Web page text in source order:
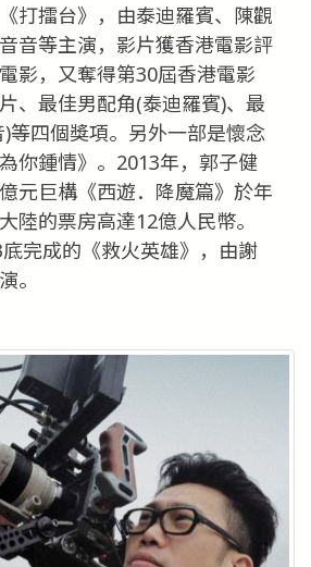
打擂台》，由泰迪羅賓、陳觀
音等主演，影片獲香港電影評
影，又奪得第30屆香港電影
、最佳男配角(泰迪羅賓)、最
等四個獎項。另外一部是懷念
你鍾情》。2013年，郭子健
元巨構《西遊．降魔篇》於年
陸的票房高達12億人民幣。
完成的《救火英雄》，由謝
。